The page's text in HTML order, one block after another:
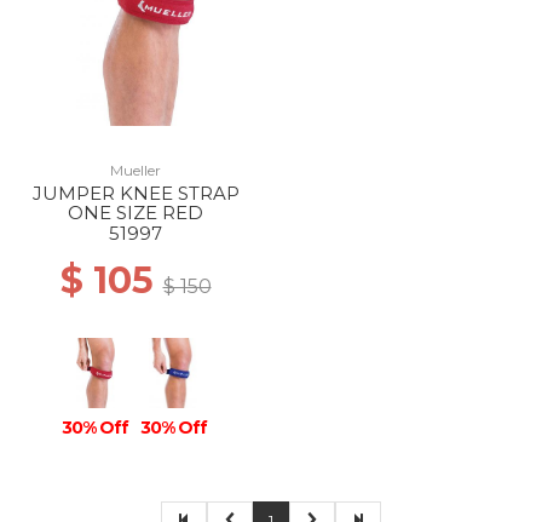
Mueller
JUMPER KNEE STRAP
ONE SIZE RED
51997
$ 105$ 150
30% Off 30% Off